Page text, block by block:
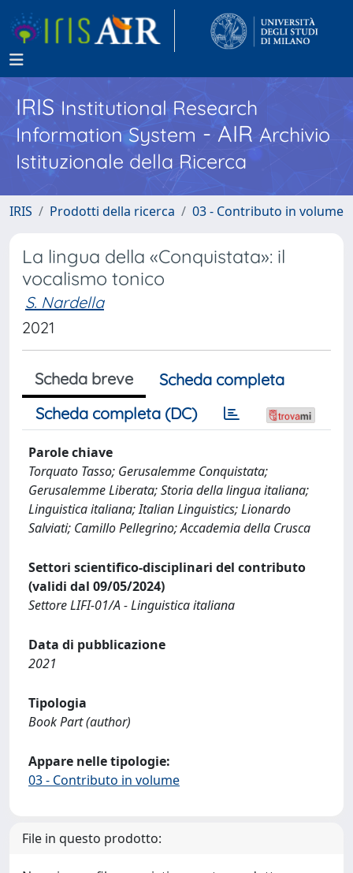
IRISInstitutional Research
Information System - AIR Archivio
Istituzionale della Ricerca
IRIS Prodotti della ricerca 03 - Contributo in volume
La lingua della «Conquistata»: il
vocalismo tonico
S. Nardella
2021
Scheda breve
Scheda completa
Scheda completa (DC)
Parole chiave
Torquato Tasso; Gerusalemme Conquistata;
Gerusalemme Liberata; Storia della lingua italiana;
Linguistica italiana; Italian Linguistics; Lionardo
Salviati; Camillo Pellegrino; Accademia della Crusca
Settori scientifico-disciplinari del contributo
(validi dal 09/05/2024)
Settore LIFI-01/A - Linguistica italiana
Data di pubblicazione
2021
Tipologia
Book Part (author)
Appare nelle tipologie:
03 - Contributo in volume
File in questo prodotto: